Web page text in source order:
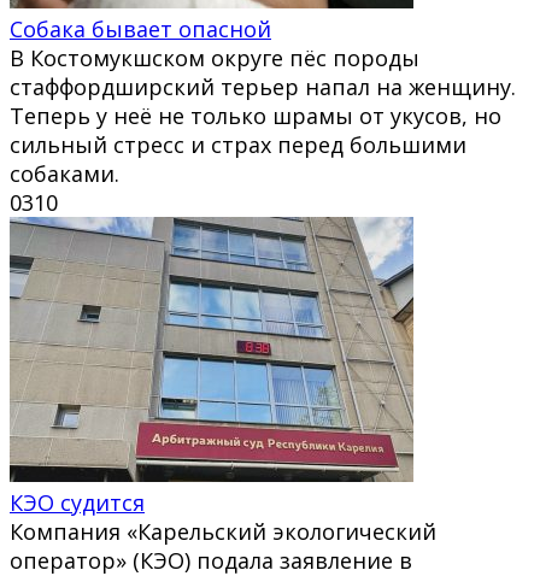
Собака бывает опасной
В Костомукшском округе пёс породы
стаффордширский терьер напал на женщину.
Теперь у неё не только шрамы от укусов, но
сильный стресс и страх перед большими
собаками.
0310
КЭО судится
Компания «Карельский экологический
оператор» (КЭО) подала заявление в